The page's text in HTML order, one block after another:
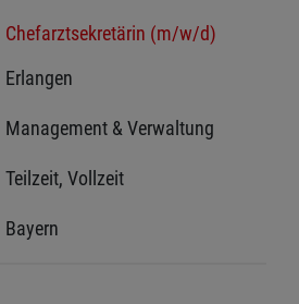
Chefarztsekretärin (m/w/d)
Erlangen
Management & Verwaltung
Teilzeit, Vollzeit
Bayern